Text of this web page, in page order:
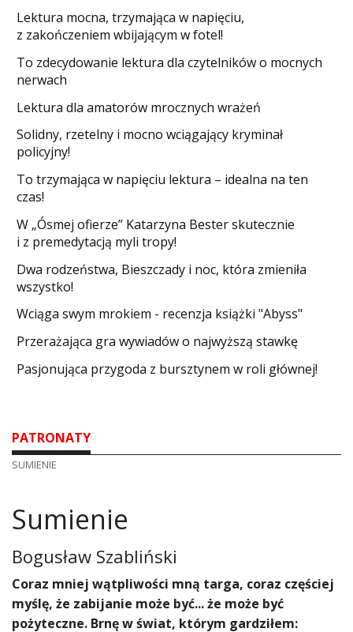
​Lektura mocna, trzymająca w napięciu,
z zakończeniem wbijającym w fotel!
​To zdecydowanie lektura dla czytelników o mocnych
nerwach
Lektura dla amatorów mrocznych wrażeń
Solidny, rzetelny i mocno wciągający kryminał
policyjny!
​To trzymająca w napięciu lektura – idealna na ten
czas!
W „Ósmej ofierze” Katarzyna Bester skutecznie
i z premedytacją myli tropy!
Dwa rodzeństwa, Bieszczady i noc, która zmieniła
wszystko!
Wciąga swym mrokiem - recenzja książki "Abyss"
​Przerażająca gra wywiadów o najwyższą stawkę
Pasjonująca przygoda z bursztynem w roli głównej!
PATRONATY
SUMIENIE
Sumienie
Bogusław Szabliński
Coraz mniej wątpliwości mną targa, coraz częściej
myślę, że zabijanie może być... że może być
pożyteczne. Brnę w świat, którym gardziłem: